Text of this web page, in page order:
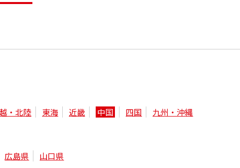
・北陸 東海 近畿 中国 四国 九州・沖縄
広島県 山口県